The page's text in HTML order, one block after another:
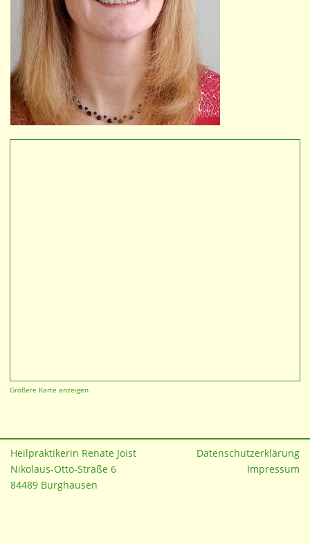
Größere Karte anzeigen
Heilpraktikerin Renate Joist
Nikolaus-Otto-Straße 6
84489 Burghausen
Datenschutzerklärung
Impressum